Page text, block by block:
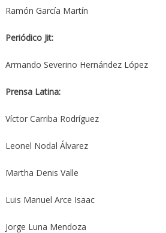
Ramón García Martín
Periódico Jit:
Armando Severino Hernández López
Prensa Latina:
Víctor Carriba Rodríguez
Leonel Nodal Álvarez
Martha Denis Valle
Luis Manuel Arce Isaac
Jorge Luna Mendoza